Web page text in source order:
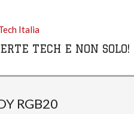
TECH E NON SOLO!
RGB20